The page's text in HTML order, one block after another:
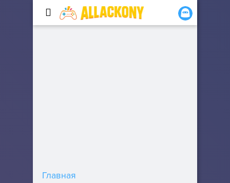
Главная